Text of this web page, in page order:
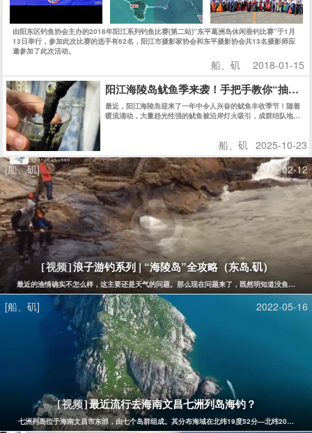
由阳东区钓鱼协会主办的2018年阳江系列钓鱼比赛(第二站)“东平葛洲岛休闲垂钓比赛”于1月
13日举行，参加此次比赛的选手有62名，阳江市摄影家协会和东平摄影协会共13名摄影师应
邀参加了此次活动。
船、矶 2018-01-15
阳江海陵岛鱿鱼季来袭！手把手教你“抽鱿
最近，阳江海陵岛迎来了一年中令人兴奋的鱿鱼丰收季节！随着
暖流涌动，大量趋光性强的鱿鱼被沿岸灯火吸引，成群结队地游
船、矶 2025-10-23
[船、矶]
2018-02-12
[视频]浪子游钓系列 | “海陵岛”全攻略（东岛.矶）
最近的渔情确实不怎么样，这主要还是天气的问题。那么现在问题来了，既然明知道没鱼还花
[船、矶] 2022-05-16
[视频]最近流行去海南文昌七洲列岛海钓？
七洲列岛位于海南文昌市东部，由七个岛群组成。其分布海域在北纬19度52分—北纬20度，